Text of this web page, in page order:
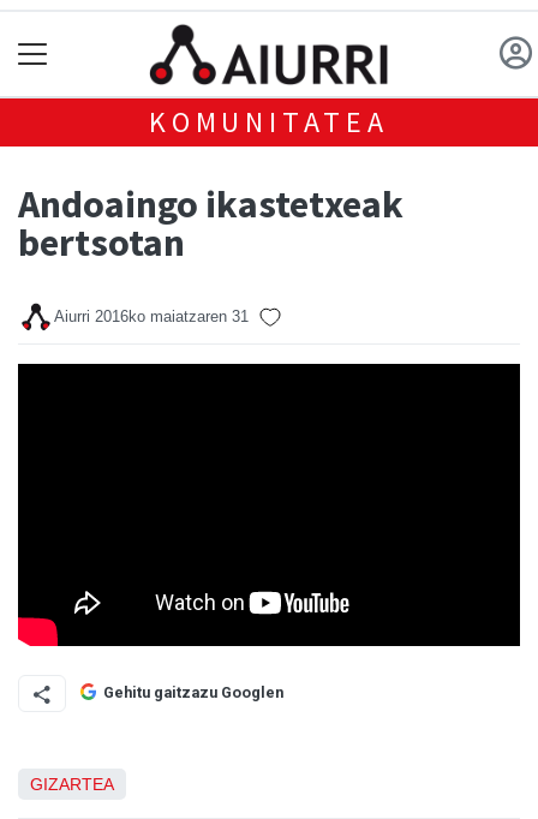
KOMUNITATEA
Andoaingo ikastetxeak
bertsotan
Aiurri 2016ko maiatzaren 31
Gehitu gaitzazu Googlen
GIZARTEA